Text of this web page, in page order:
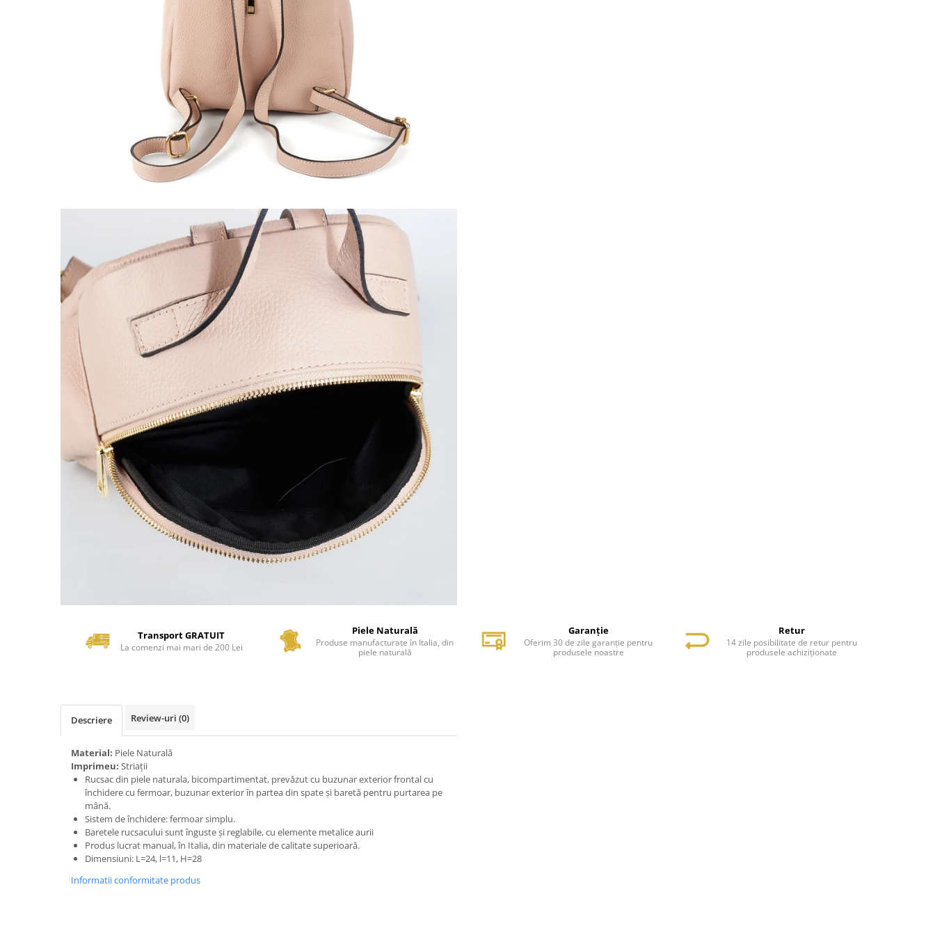
Transport GRATUIT
La comenzi mai mari de 200 Lei
Piele Naturală
Produse manufacturate în Italia, din
piele naturală
Garanție
Oferim 30 de zile garanție pentru
produsele noastre
Retur
14 zile posibilitate de retur pentru
produsele achiziționate
Descriere Review-uri (0)
Material: Piele Naturală
Imprimeu: Striații
Rucsac din piele naturala, bicompartimentat, prevăzut cu buzunar exterior frontal cu
închidere cu fermoar, buzunar exterior în partea din spate și baretă pentru purtarea pe
mână.
Sistem de închidere: fermoar simplu.
Baretele rucsacului sunt înguste și reglabile, cu elemente metalice aurii
Produs lucrat manual, în Italia, din materiale de calitate superioară.
Dimensiuni: L=24, l=11, H=28
Informatii conformitate produs